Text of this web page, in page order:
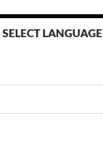
LANGUAGE